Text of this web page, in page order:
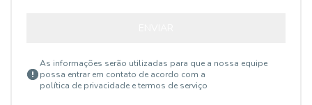
As informações serão utilizadas para que a nossa equipe
possa entrar em contato de acordo com a
política de privacidade e termos de serviço